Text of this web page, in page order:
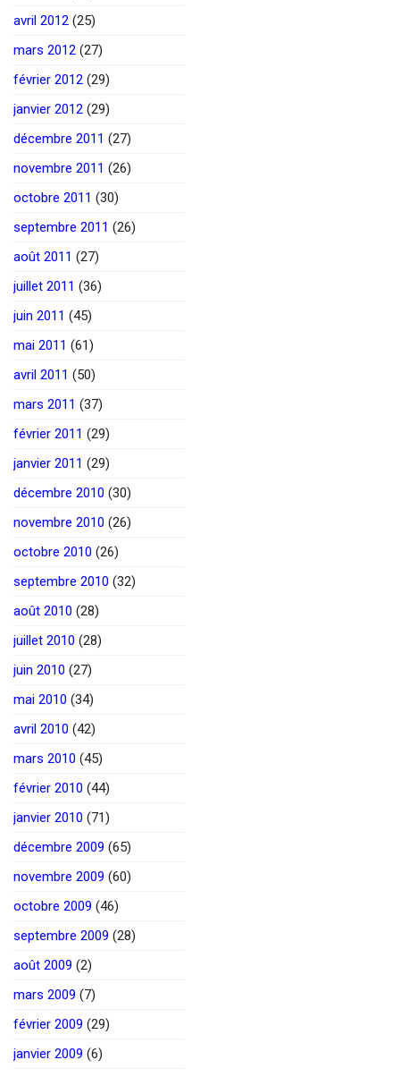
avril 2012 (25)
mars 2012 (27)
février 2012 (29)
janvier 2012 (29)
décembre 2011 (27)
novembre 2011 (26)
octobre 2011 (30)
septembre 2011 (26)
août 2011 (27)
juillet 2011 (36)
juin 2011 (45)
mai 2011 (61)
avril 2011 (50)
mars 2011 (37)
février 2011 (29)
janvier 2011 (29)
décembre 2010 (30)
novembre 2010 (26)
octobre 2010 (26)
septembre 2010 (32)
août 2010 (28)
juillet 2010 (28)
juin 2010 (27)
mai 2010 (34)
avril 2010 (42)
mars 2010 (45)
février 2010 (44)
janvier 2010 (71)
décembre 2009 (65)
novembre 2009 (60)
octobre 2009 (46)
septembre 2009 (28)
août 2009 (2)
mars 2009 (7)
février 2009 (29)
janvier 2009 (6)